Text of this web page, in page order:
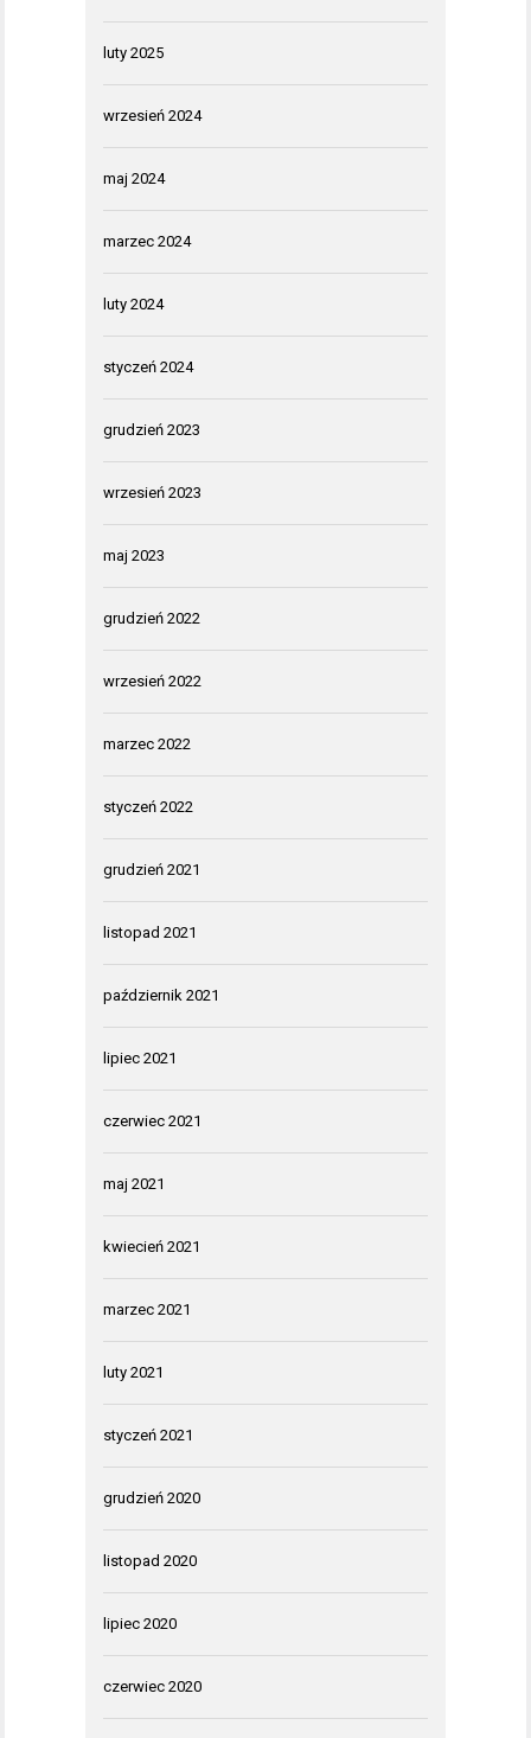
luty 2025
wrzesień 2024
maj 2024
marzec 2024
luty 2024
styczeń 2024
grudzień 2023
wrzesień 2023
maj 2023
grudzień 2022
wrzesień 2022
marzec 2022
styczeń 2022
grudzień 2021
listopad 2021
październik 2021
lipiec 2021
czerwiec 2021
maj 2021
kwiecień 2021
marzec 2021
luty 2021
styczeń 2021
grudzień 2020
listopad 2020
lipiec 2020
czerwiec 2020